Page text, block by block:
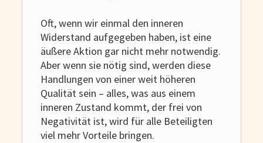
Oft, wenn wir einmal den inneren
Widerstand aufgegeben haben, ist eine
äußere Aktion gar nicht mehr notwendig.
Aber wenn sie nötig sind, werden diese
Handlungen von einer weit höheren
Qualität sein – alles, was aus einem
inneren Zustand kommt, der frei von
Negativität ist, wird für alle Beteiligten
viel mehr Vorteile bringen.